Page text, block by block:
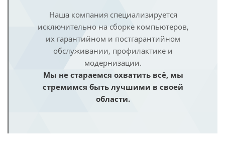
Наша компания специализируется
исключительно на сборке компьютеров,
их гарантийном и постгарантийном
обслуживании, профилактике и
модернизации.
Мы не стараемся охватить всё, мы
стремимся быть лучшими в своей
области.